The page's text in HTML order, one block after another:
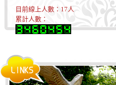
目前線上人數： 17人
累計人數：